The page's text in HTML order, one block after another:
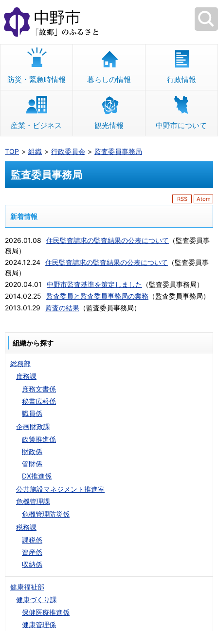
本
文
へ
移
防災・緊急時情報 暮らしの情報 行政情報
産業・ビジネス 観光情報 中野市について
TOP 組織 行政委員会 監査委員事務局
監査委員事務局
RSS Atom
新着情報
2026.01.08 住民監査請求の監査結果の公表について （監査委員事
務局）
2024.12.24 住民監査請求の監査結果の公表について （監査委員事
務局）
2020.04.01
中野市監査基準を策定しました （監査委員事務局）
2014.02.25
監査委員と監査委員事務局の業務 （監査委員事務局）
2013.01.29
監査の結果 （監査委員事務局）
組織から探す
総務部
庶務課
庶務文書係
秘書広報係
職員係
企画財政課
政策推進係
財政係
管財係
DX推進係
公共施設マネジメント推進室
危機管理課
危機管理防災係
税務課
課税係
資産係
収納係
健康福祉部
健康づくり課
保健医療推進係
健康管理係